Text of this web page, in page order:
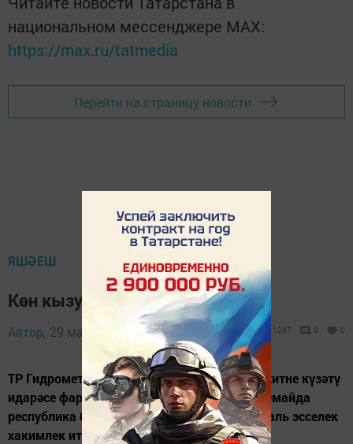
национальном мессенджере MАХ:
https://max.ru/tatmedia
Перейти на страницу новости
ЯШӘЕШ
Көн кызу булачак
Автор, 29 май 2015 - 05:02 1297 0 0
ТР Гидрометеорология һәм әйләнә-тирә мохитне күзәтү
идарәсе фаразларына караганда, бүген - 29майда
республика буенча 33 градуска кадәр аномаль эсселек
хакимлек итәчәк.